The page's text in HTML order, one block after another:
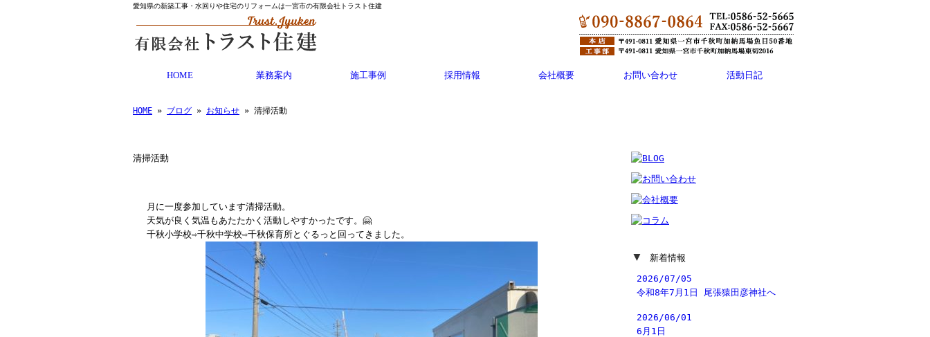
愛知県の新築工事・水回りや住宅のリフォームは一宮市の有限会社トラスト住建
HOME 業務案内 施工事例 採用情報 会社概要 お問い合わせ 活動日記
HOME » ブログ » お知らせ » 清掃活動
清掃活動
月に一度参加しています清掃活動。
天気が良く気温もあたたかく活動しやすかったです。🤗
千秋小学校⇨千秋中学校⇨千秋保育所とぐるっと回ってきました。
▼ 新着情報
2026/07/05
令和8年7月1日 尾張猿田彦神社へ
2026/06/01
6月1日